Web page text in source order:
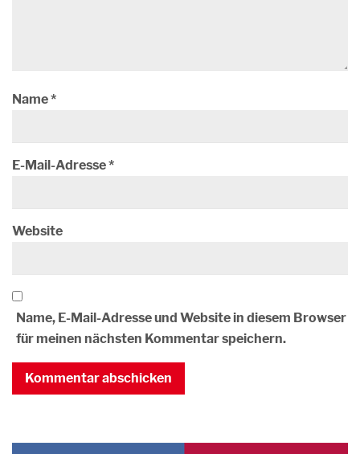
Name*
E-Mail-Adresse*
Website
Name, E-Mail-Adresse und Website in diesem Browser
für meinen nächsten Kommentar speichern.